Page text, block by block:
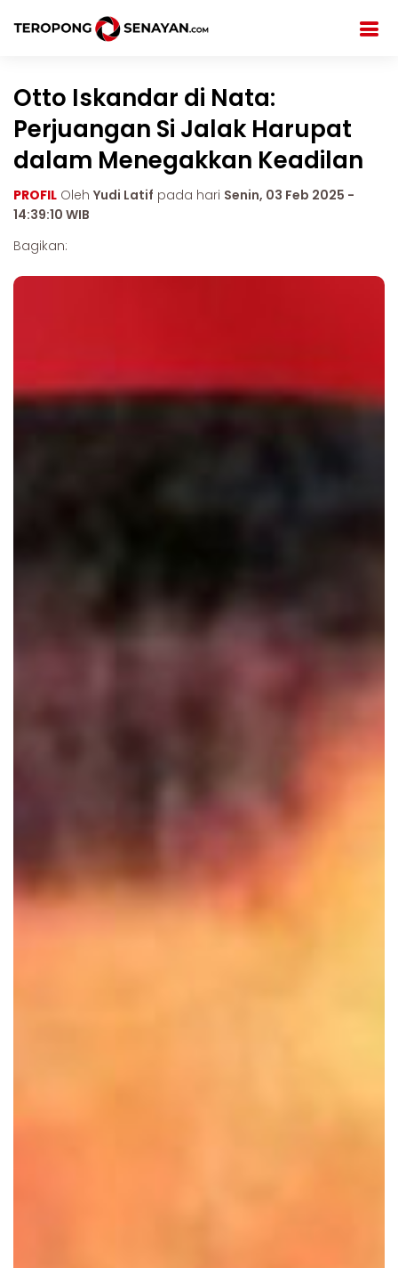
Otto Iskandar di Nata:
Perjuangan Si Jalak Harupat
dalam Menegakkan Keadilan
PROFIL Oleh Yudi Latif pada hari Senin, 03 Feb 2025 -
14:39:10 WIB
Bagikan: